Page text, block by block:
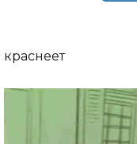
краснеет